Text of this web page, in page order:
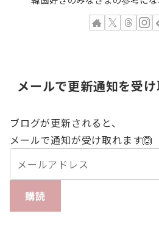
メールで更新通知を受
ブログが更新されると、
メールで通知が受け取れます🙆
購読